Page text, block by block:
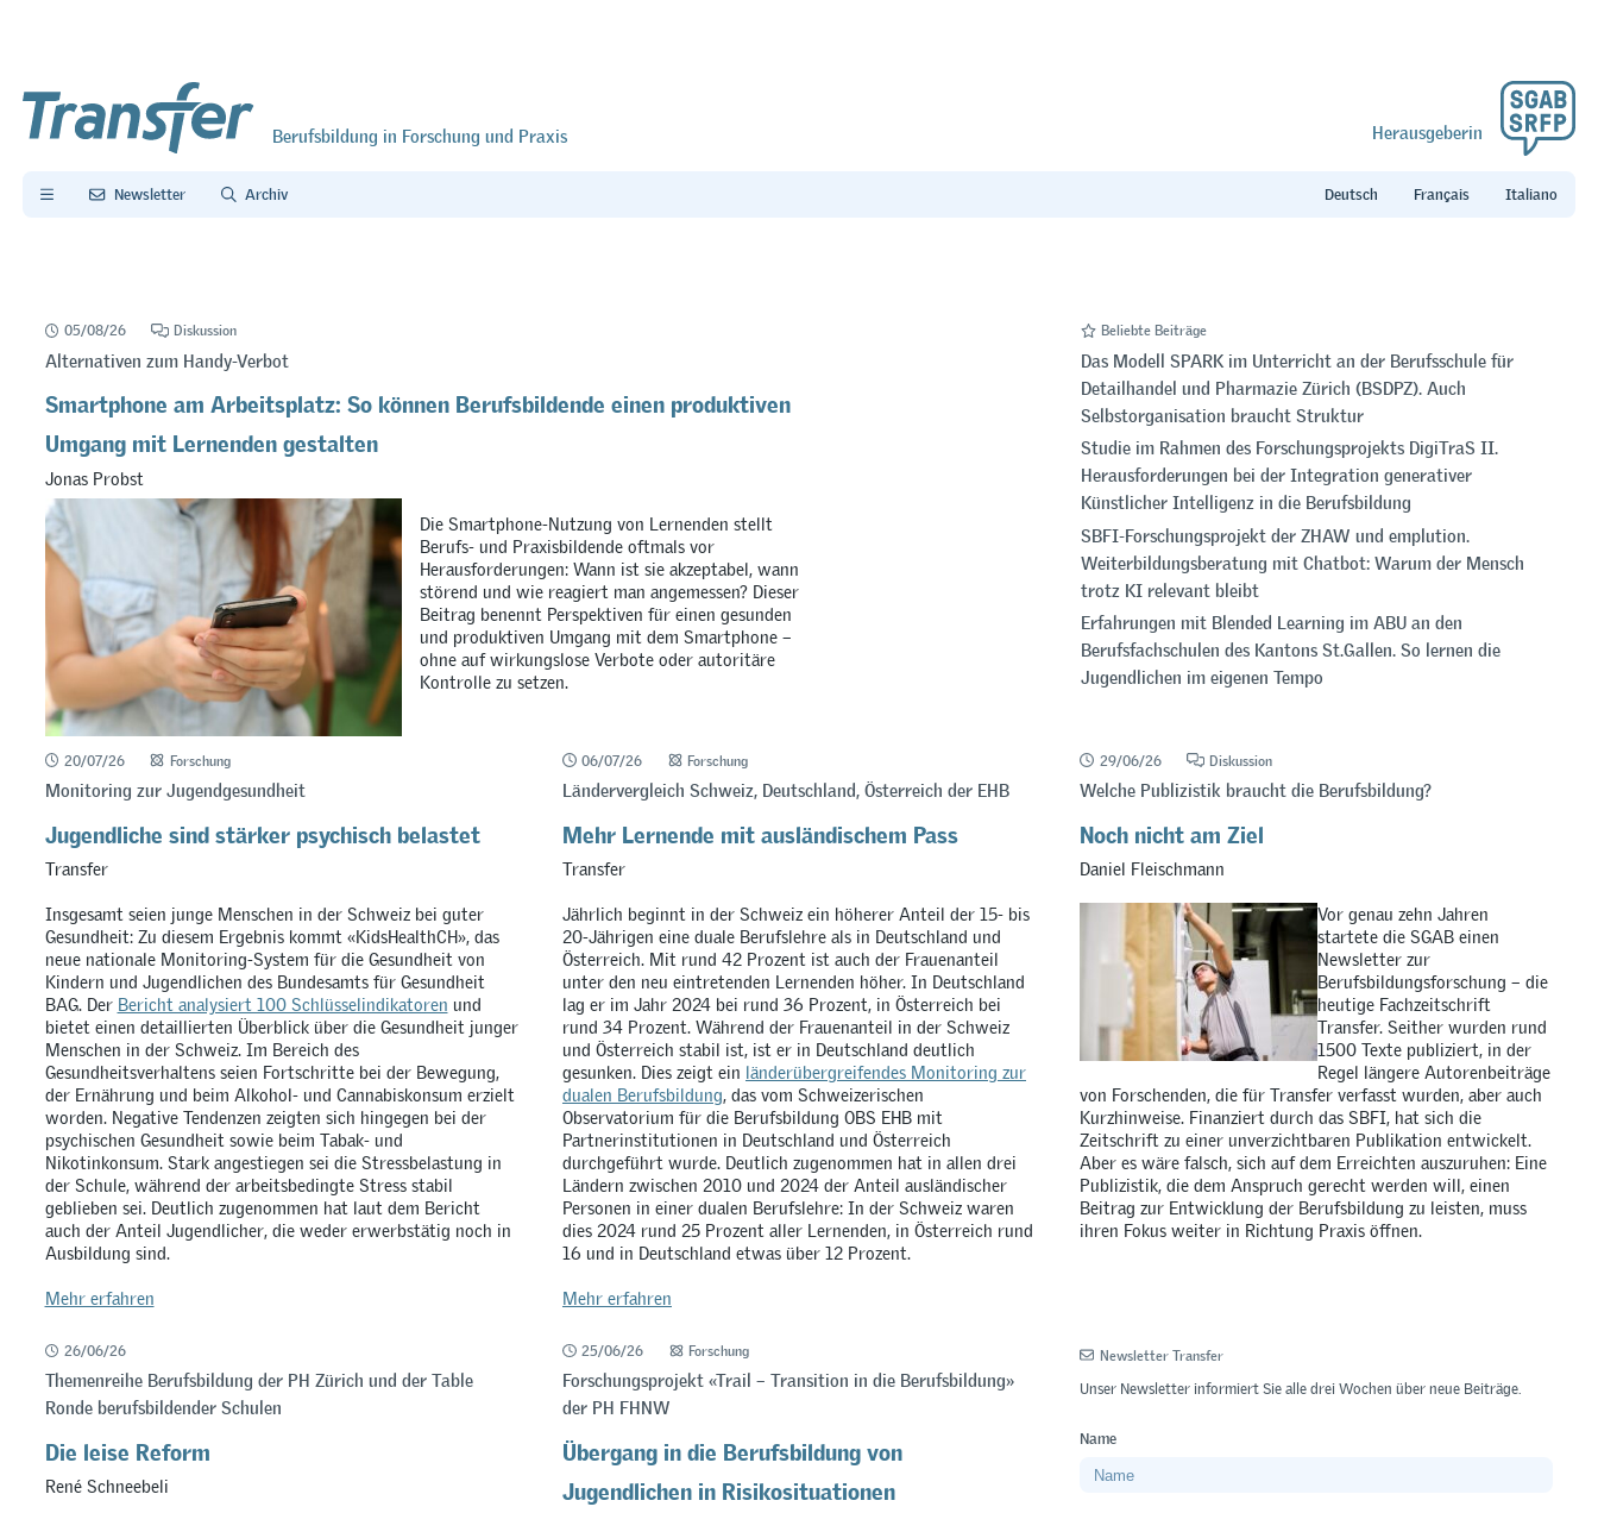
Berufsbildung in Forschung und Praxis Herausgeberin
Newsletter Archiv
05/08/26 Diskussion
Alternativen zum Handy-Verbot
Smartphone am Arbeitsplatz: So können Berufsbildende einen produktiven
Umgang mit Lernenden gestalten
Jonas Probst
Die Smartphone-Nutzung von Lernenden stellt
Berufs- und Praxisbildende oftmals vor
Herausforderungen: Wann ist sie akzeptabel, wann
störend und wie reagiert man angemessen? Dieser
Beitrag benennt Perspektiven für einen gesunden
und produktiven Umgang mit dem Smartphone –
ohne auf wirkungslose Verbote oder autoritäre
Kontrolle zu setzen.
Beliebte Beiträge
Das Modell SPARK im Unterricht an der Berufsschule für
Detailhandel und Pharmazie Zürich (BSDPZ). Auch
Selbstorganisation braucht Struktur
Studie im Rahmen des Forschungsprojekts DigiTraS II.
Herausforderungen bei der Integration generativer
Künstlicher Intelligenz in die Berufsbildung
SBFI-Forschungsprojekt der ZHAW und emplution.
Weiterbildungsberatung mit Chatbot: Warum der Mensch
trotz KI relevant bleibt
Erfahrungen mit Blended Learning im ABU an den
Berufsfachschulen des Kantons St.Gallen. So lernen die
Jugendlichen im eigenen Tempo
20/07/26 Forschung
Monitoring zur Jugendgesundheit
Jugendliche sind stärker psychisch belastet
Transfer
Insgesamt seien junge Menschen in der Schweiz bei guter
Gesundheit: Zu diesem Ergebnis kommt «KidsHealthCH», das
neue nationale Monitoring-System für die Gesundheit von
Kindern und Jugendlichen des Bundesamts für Gesundheit
BAG. Der Bericht analysiert 100 Schlüsselindikatoren und
bietet einen detaillierten Überblick über die Gesundheit junger
Menschen in der Schweiz. Im Bereich des
Gesundheitsverhaltens seien Fortschritte bei der Bewegung,
der Ernährung und beim Alkohol- und Cannabiskonsum erzielt
worden. Negative Tendenzen zeigten sich hingegen bei der
psychischen Gesundheit sowie beim Tabak- und
Nikotinkonsum. Stark angestiegen sei die Stressbelastung in
der Schule, während der arbeitsbedingte Stress stabil
geblieben sei. Deutlich zugenommen hat laut dem Bericht
auch der Anteil Jugendlicher, die weder erwerbstätig noch in
Ausbildung sind.
Mehr erfahren
06/07/26 Forschung
Ländervergleich Schweiz, Deutschland, Österreich der EHB
Mehr Lernende mit ausländischem Pass
Transfer
Jährlich beginnt in der Schweiz ein höherer Anteil der 15- bis
20-Jährigen eine duale Berufslehre als in Deutschland und
Österreich. Mit rund 42 Prozent ist auch der Frauenanteil
unter den neu eintretenden Lernenden höher. In Deutschland
lag er im Jahr 2024 bei rund 36 Prozent, in Österreich bei
rund 34 Prozent. Während der Frauenanteil in der Schweiz
und Österreich stabil ist, ist er in Deutschland deutlich
gesunken. Dies zeigt ein länderübergreifendes Monitoring zur
dualen Berufsbildung, das vom Schweizerischen
Observatorium für die Berufsbildung OBS EHB mit
Partnerinstitutionen in Deutschland und Österreich
durchgeführt wurde. Deutlich zugenommen hat in allen drei
Ländern zwischen 2010 und 2024 der Anteil ausländischer
Personen in einer dualen Berufslehre: In der Schweiz waren
dies 2024 rund 25 Prozent aller Lernenden, in Österreich rund
16 und in Deutschland etwas über 12 Prozent.
Mehr erfahren
29/06/26 Diskussion
Welche Publizistik braucht die Berufsbildung?
Noch nicht am Ziel
Daniel Fleischmann
Vor genau zehn Jahren
startete die SGAB einen
Newsletter zur
Berufsbildungsforschung – die
heutige Fachzeitschrift
Transfer. Seither wurden rund
1500 Texte publiziert, in der
Regel längere Autorenbeiträge
von Forschenden, die für Transfer verfasst wurden, aber auch
Kurzhinweise. Finanziert durch das SBFI, hat sich die
Zeitschrift zu einer unverzichtbaren Publikation entwickelt.
Aber es wäre falsch, sich auf dem Erreichten auszuruhen: Eine
Publizistik, die dem Anspruch gerecht werden will, einen
Beitrag zur Entwicklung der Berufsbildung zu leisten, muss
ihren Fokus weiter in Richtung Praxis öffnen.
26/06/26
Themenreihe Berufsbildung der PH Zürich und der Table
Ronde berufsbildender Schulen
Die leise Reform
René Schneebeli
25/06/26 Forschung
Forschungsprojekt «Trail – Transition in die Berufsbildung»
der PH FHNW
Übergang in die Berufsbildung von
Jugendlichen in Risikosituationen
Newsletter Transfer
Unser Newsletter informiert Sie alle drei Wochen über neue Beiträge.
Name